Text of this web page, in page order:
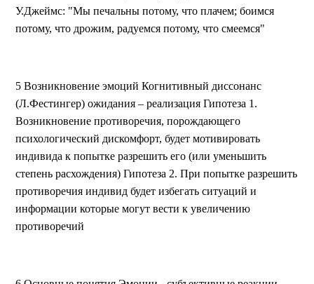
У.Джеймс: "Мы печальны потому, что плачем; боимся
потому, что дрожим, радуемся потому, что смеемся"
5 Возникновение эмоций Когнитивный диссонанс
(Л.Фестингер) ожидания – реализация Гипотеза 1.
Возникновение противоречия, порождающего
психологический дискомфорт, будет мотивировать
индивида к попытке разрешить его (или уменьшить
степень расхождения) Гипотеза 2. При попытке разрешить
противоречия индивид будет избегать ситуаций и
информации которые могут вести к увеличению
противоречий